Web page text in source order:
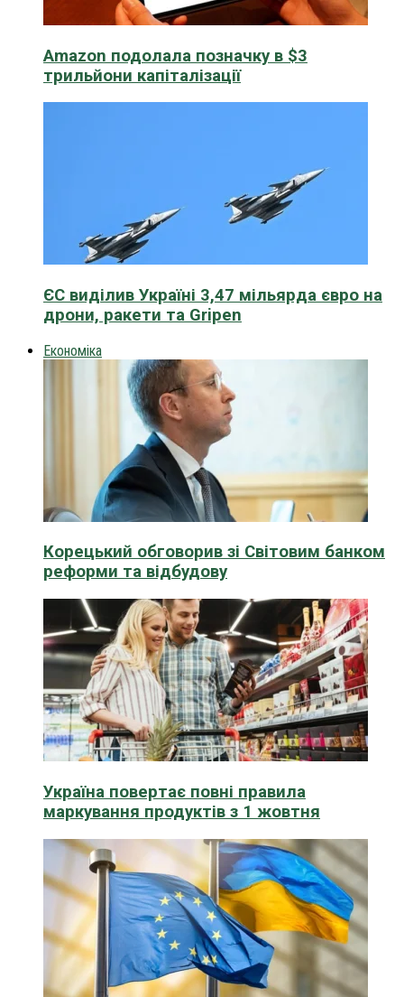
Amazon подолала позначку в $3
трильйони капіталізації
ЄС виділив Україні 3,47 мільярда євро на
дрони, ракети та Gripen
Економіка
Корецький обговорив зі Світовим банком
реформи та відбудову
Україна повертає повні правила
маркування продуктів з 1 жовтня